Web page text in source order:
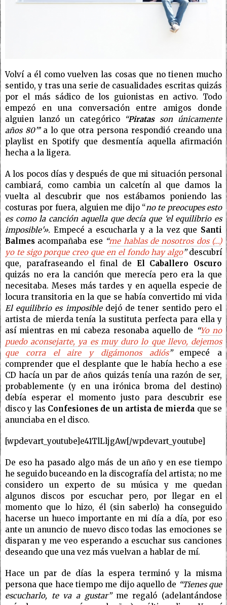
Volví a él como vuelven las cosas que no tienen mucho
sentido, y tras una serie de casualidades escritas quizás
por el más sádico de los guionistas en activo. Todo
empezó en una conversación entre amigos donde
alguien lanzó un categórico
“Piratasson únicamente
años 80”’ a lo que otra persona respondió creando una
playlist en Spotify que desmentía aquella afirmación
hecha a la ligera.
A los pocos días y después de que mi situación personal
cambiará, como cambia un calcetín al que damos la
vuelta al descubrir que nos estábamos poniendo las
costuras por fuera, alguien me dijo “no te preocupes esto
es como la canción aquella que decía que ‘el equilibrio es
imposible'». Empecé a escucharla y a la vez que Santi
Balmes acompañaba ese “me hablas de nosotros dos (…)
yo te sigo porque creo que en el fondo hay algo”descubrí
que, parafraseando el final de El Caballero Oscuro
quizás no era la canción que merecía pero era la que
necesitaba. Meses más tardes y en aquella especie de
locura transitoria en la que se había convertido mi vida
El equilibrio es imposibledejó de tener sentido pero el
artista de mierda tenía la sustituta perfecta para ella y
así mientras en mi cabeza resonaba aquello de “Yo no
puedo aconsejarte, ya es muy duro lo que llevo, dejemos
que corra el aire y digámonos adiós”empecé a
comprender que el desplante que le había hecho a ese
CD hacía un par de años quizás tenía una razón de ser,
probablemente (y en una irónica broma del destino)
debía esperar el momento justo para descubrir ese
disco y las Confesiones de un artista de mierda que se
anunciaba en el disco.
[wpdevart_youtube]e41TlLljgAw[/wpdevart_youtube]
De eso ha pasado algo más de un año y en ese tiempo
he seguido buceando en la discografía del artista; no me
considero un experto de su música y me quedan
algunos discos por escuchar pero, por llegar en el
momento que lo hizo, él (sin saberlo) ha conseguido
hacerse un hueco importante en mi día a día, por eso
ante un anuncio de nuevo disco todas las emociones se
disparan y me veo esperando a escuchar sus canciones
deseando que una vez más vuelvan a hablar de mí.
Hace un par de días la espera terminó y la misma
persona que hace tiempo me dijo aquello de “Tienes que
escucharlo, te va a gustar”me regaló (adelantándose